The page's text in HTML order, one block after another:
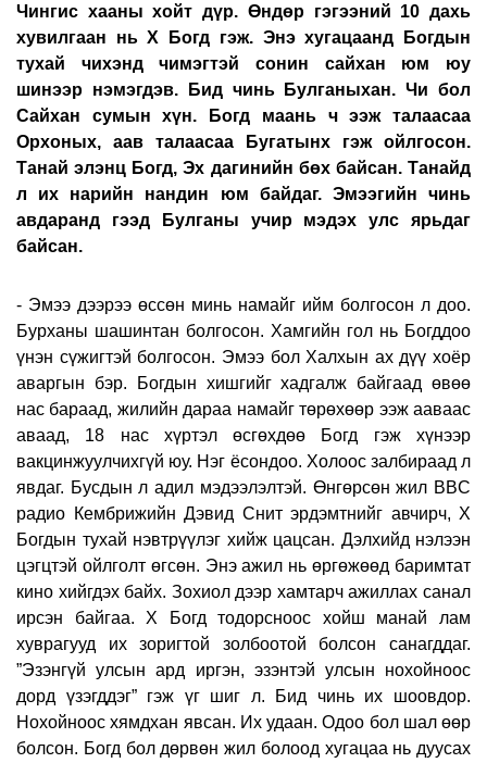
Чингис хааны хойт дүр. Өндөр гэгээний 10 дахь
хувилгаан нь Х Богд гэж. Энэ хугацаанд Богдын
тухай чихэнд чимэгтэй сонин сайхан юм юу
шинээр нэмэгдэв. Бид чинь Булганыхан. Чи бол
Сайхан сумын хүн. Богд маань ч ээж талаасаа
Орхоных, аав талаасаа Бугатынх гэж ойлгосон.
Танай элэнц Богд, Эх дагинийн бөх байсан. Танайд
л их нарийн нандин юм байдаг. Эмээгийн чинь
авдаранд гээд Булганы учир мэдэх улс ярьдаг
байсан.
- Эмээ дээрээ өссөн минь намайг ийм болгосон л доо.
Бурханы шашинтан болгосон. Хамгийн гол нь Богддоо
үнэн сүжигтэй болгосон. Эмээ бол Халхын ах дүү хоёр
аваргын бэр. Богдын хишгийг хадгалж байгаад өвөө
нас бараад, жилийн дараа намайг төрөхөөр ээж ааваас
аваад, 18 нас хүртэл өсгөхдөө Богд гэж хүнээр
вакцинжуулчихгүй юу. Нэг ёсондоо. Холоос залбираад л
явдаг. Бусдын л адил мэдээлэлтэй. Өнгөрсөн жил BBC
радио Кембрижийн Дэвид Снит эрдэмтнийг авчирч, Х
Богдын тухай нэвтрүүлэг хийж цацсан. Дэлхийд нэлээн
цэгцтэй ойлголт өгсөн. Энэ ажил нь өргөжөөд баримтат
кино хийгдэх байх. Зохиол дээр хамтарч ажиллах санал
ирсэн байгаа. Х Богд тодорсноос хойш манай лам
хуврагууд их зоригтой золбоотой болсон санагддаг.
”Эзэнгүй улсын ард иргэн, эзэнтэй улсын нохойноос
дорд үзэгддэг” гэж үг шиг л. Бид чинь их шоовдор.
Нохойноос хямдхан явсан. Их удаан. Одоо бол шал өөр
болсон. Богд бол дөрвөн жил болоод хугацаа нь дуусах